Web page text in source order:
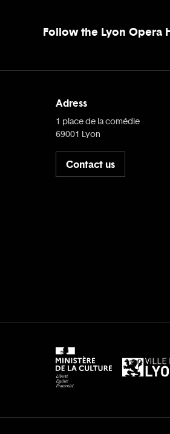
Follow the Lyon Opera
Adress
1 place de la comédie
69001 Lyon
Contact us